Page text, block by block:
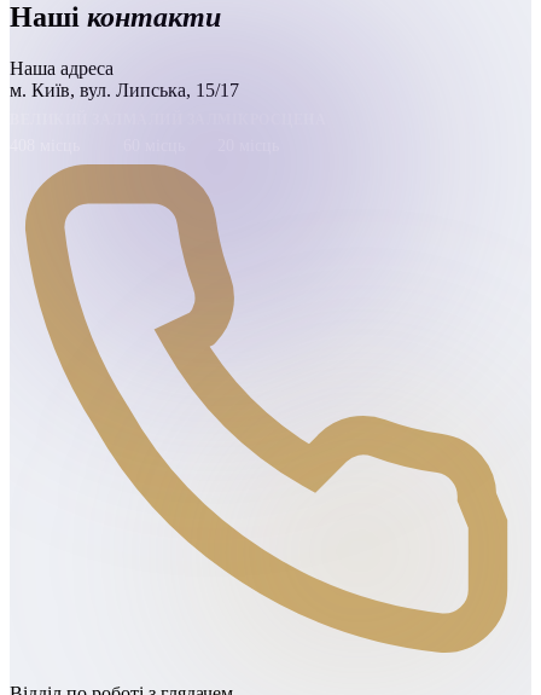
Наші контакти
Наша адреса
м. Київ, вул. Липська, 15/17